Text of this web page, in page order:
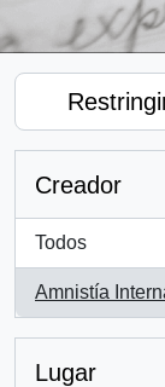
Creador
Todos
Amnistía
, 1 resultados
Lugar